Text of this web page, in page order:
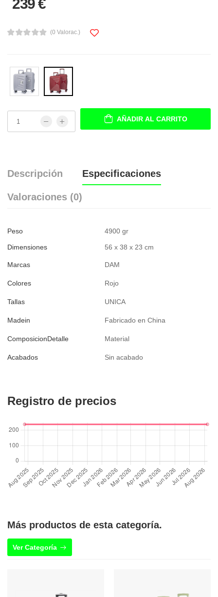
239 €
(0 Valorac.)
AÑADIR AL CARRITO
Descripción Especificaciones
Valoraciones (0)
Peso 4900 gr
Dimensiones 56 x 38 x 23 cm
Marcas DAM
Colores Rojo
Tallas UNICA
Madein Fabricado en China
ComposicionDetalle Material
Acabados Sin acabado
Registro de precios
Más productos de esta categoría.
Ver Categoría